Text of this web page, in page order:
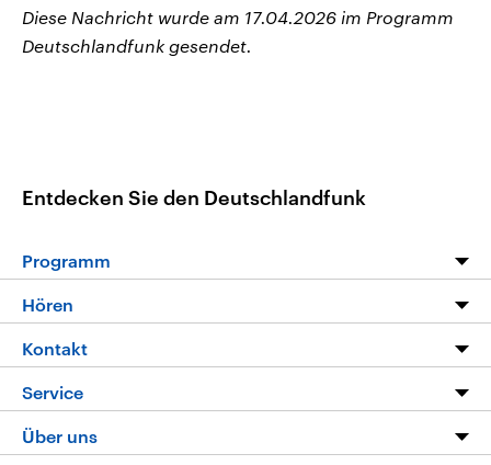
Diese Nachricht wurde am 17.04.2026 im Programm
Deutschlandfunk gesendet.
Entdecken Sie den Deutschlandfunk
Programm
Programm
Die Nachrichten
Nachrichtenleicht
Neue Beiträge auf dlf.de
Hören
Livestream
Podcasts
Deutschlandfunk App
Kontakt
Hörerservice
Service
FAQ
Über uns